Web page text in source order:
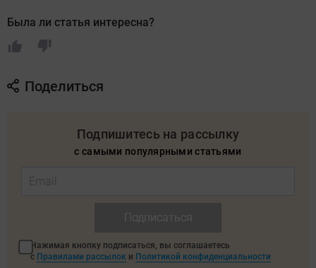
Была ли статья интересна?
Поделиться
Подпишитесь на рассылку
с самыми популярными статьями
Нажимая кнопку подписаться, вы соглашаетесь
с Правилами рассылок и Политикой конфиденциальности